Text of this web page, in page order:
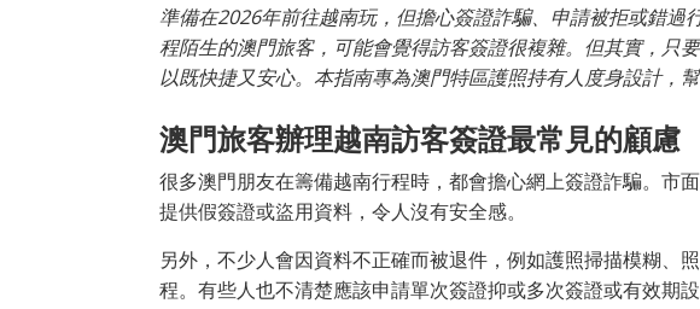
準備在2026年前往越南玩，但擔心簽證詐騙、申請被拒或錯過
程陌生的澳門旅客，可能會覺得訪客簽證很複雜。但其實，只
以既快捷又安心。本指南專為澳門特區護照持有人度身設計，
澳門旅客辦理越南訪客簽證最常見的顧慮
很多澳門朋友在籌備越南行程時，都會擔心網上簽證詐騙。市
提供假簽證或盜用資料，令人沒有安全感。
另外，不少人會因資料不正確而被退件，例如護照掃描模糊、
程。有些人也不清楚應該申請單次簽證抑或多次簽證或有效期設